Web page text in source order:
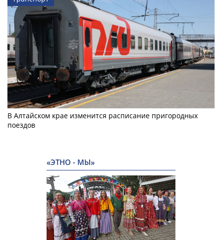
В Алтайском крае изменится расписание пригородных
поездов
«ЭТНО - МЫ»